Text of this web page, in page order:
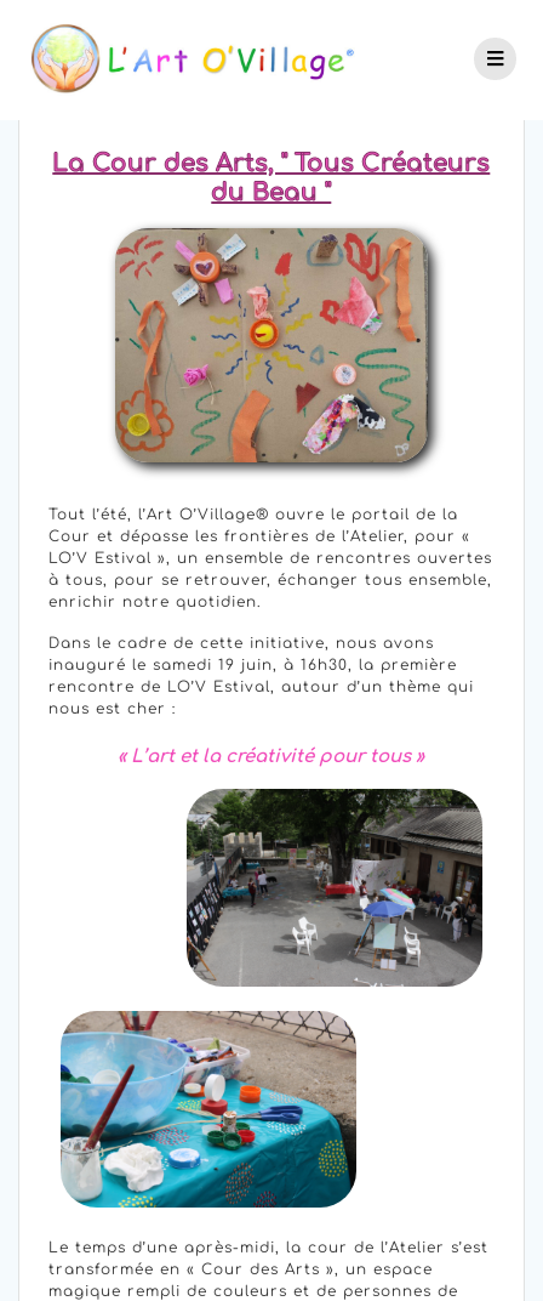
La Cour des Arts, " Tous Créateurs
du Beau "
Tout l’été, l’Art O’Village® ouvre le portail de la
Cour et dépasse les frontières de l’Atelier, pour «
LO’V Estival », un ensemble de rencontres ouvertes
à tous, pour se retrouver, échanger tous ensemble,
enrichir notre quotidien.
Dans le cadre de cette initiative, nous avons
inauguré le samedi 19 juin, à 16h30, la première
rencontre de LO’V Estival, autour d’un thème qui
nous est cher :
« L’art et la créativité pour tous »
Le temps d’une après-midi, la cour de l’Atelier s’est
transformée en « Cour des Arts », un espace
magique rempli de couleurs et de personnes de